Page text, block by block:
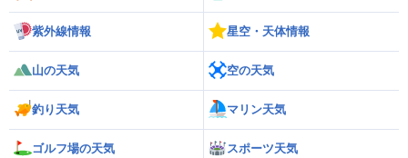
紫外線情報 星空・天体情報
山の天気 空の天気
釣り天気 マリン天気
ゴルフ場の天気 スポーツ天気